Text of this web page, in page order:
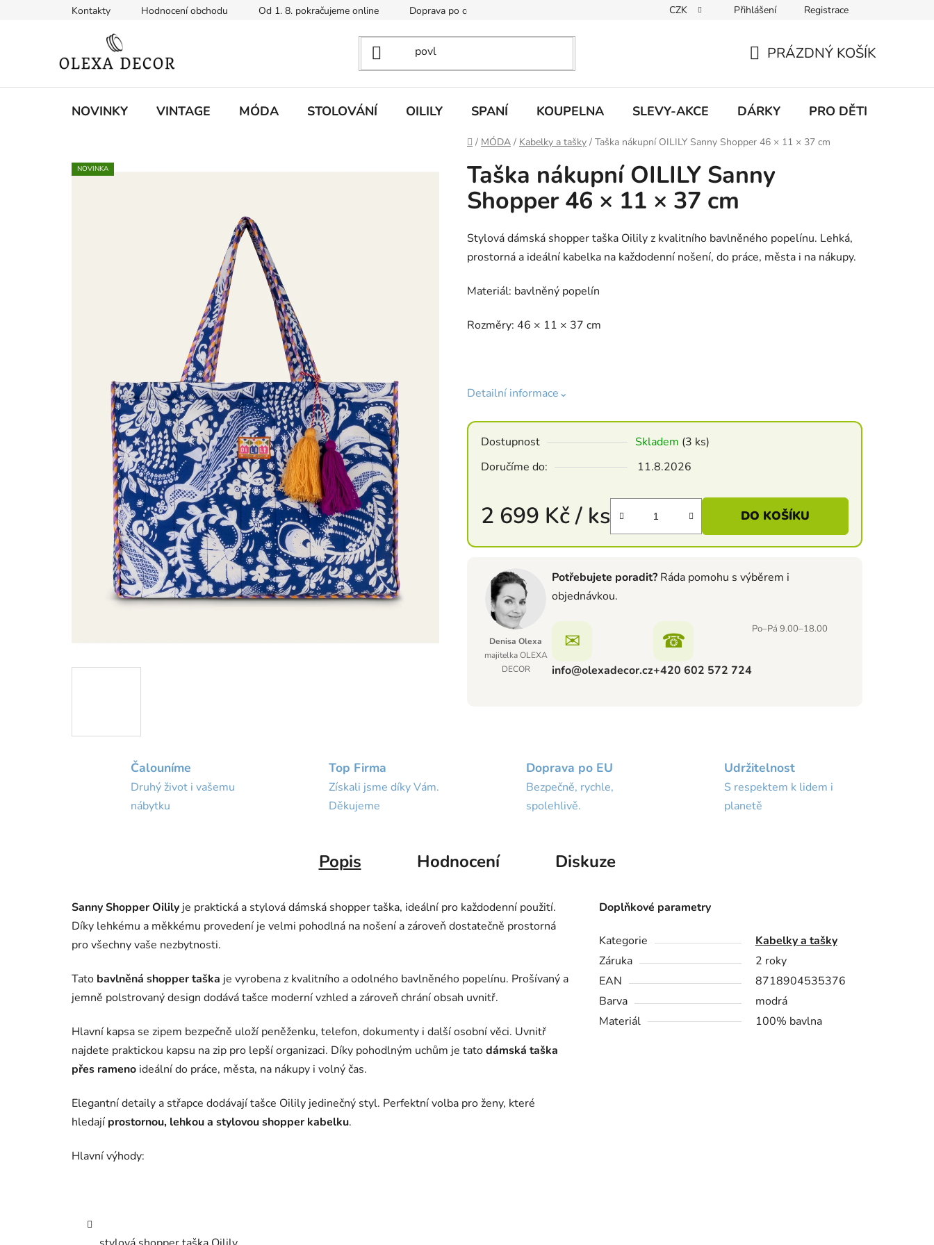
Kontakty Hodnocení obchodu Od 1. 8. pokračujeme online Doprava po celé EU Udržitelnost Inspirace Obchodní podmínky
CZK Přihlášení Registrace
KOŠÍK
PRÁZDNÝ KOŠÍK
NOVINKY VINTAGE MÓDA STOLOVÁNÍ OILILY SPANÍ KOUPELNA SLEVY-AKCE DÁRKY PRO DĚTI
Domů
/ MÓDA / Kabelky a tašky / Taška nákupní OILILY Sanny Shopper 46 × 11 × 37 cm
Taška nákupní OILILY Sanny
Shopper 46 × 11 × 37 cm
Stylová dámská shopper taška Oilily z kvalitního bavlněného popelínu. Lehká,
prostorná a ideální kabelka na každodenní nošení, do práce, města i na nákupy.
Materiál: bavlněný popelín
Rozměry: 46 × 11 × 37 cm
Detailní informace⌄
Dostupnost Skladem (3 ks)
Doručíme do:
11.8.2026
2 699 Kč/ ks DO KOŠÍKU
Denisa Olexa
majitelka OLEXA
DECOR
Potřebujete poradit? Ráda pomohu s výběrem i
objednávkou.
✉
info@olexadecor.cz
☎
+420 602 572 724
Po–Pá 9.00–18.00
NOVINKA
Čalouníme
Druhý život i vašemu
nábytku
Top Firma
Získali jsme díky Vám.
Děkujeme
Doprava po EU
Bezpečně, rychle,
spolehlivě.
Udržitelnost
S respektem k lidem i
planetě
Popis Hodnocení Diskuze
Sanny Shopper Oilily je praktická a stylová dámská shopper taška, ideální pro každodenní použití.
Díky lehkému a měkkému provedení je velmi pohodlná na nošení a zároveň dostatečně prostorná
pro všechny vaše nezbytnosti.
Tato bavlněná shopper taška je vyrobena z kvalitního a odolného bavlněného popelínu. Prošívaný a
jemně polstrovaný design dodává tašce moderní vzhled a zároveň chrání obsah uvnitř.
Hlavní kapsa se zipem bezpečně uloží peněženku, telefon, dokumenty i další osobní věci. Uvnitř
najdete praktickou kapsu na zip pro lepší organizaci. Díky pohodlným uchům je tatodámská taška
přes rameno ideální do práce, města, na nákupy i volný čas.
Elegantní detaily a střapce dodávají tašce Oilily jedinečný styl. Perfektní volba pro ženy, které
hledají prostornou, lehkou a stylovou shopper kabelku.
Hlavní výhody:
Doplňkové parametry
Kategorie
Kabelky a tašky
Záruka
2 roky
EAN
8718904535376
Barva
modrá
Materiál
100% bavlna